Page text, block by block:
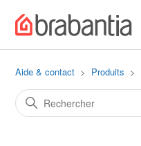
Aide & contact Produits